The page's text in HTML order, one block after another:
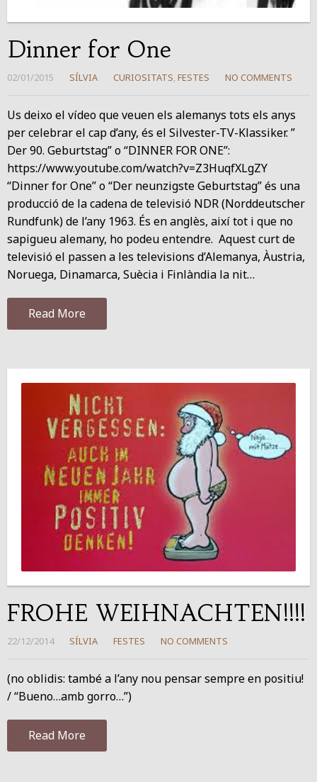
Dinner for One
02/01/2015 SÍLVIA CURIOSITATS, FESTES NO COMMENTS
Us deixo el vídeo que veuen els alemanys tots els anys
per celebrar el cap d’any, és el Silvester-TV-Klassiker. ”
Der 90. Geburtstag” o “DINNER FOR ONE”:
https://www.youtube.com/watch?v=Z3HuqfXLgZY
“Dinner for One” o “Der neunzigste Geburtstag” és una
producció de la cadena de televisió NDR (Norddeutscher
Rundfunk) de l’any 1963. És en anglès, així tot i que no
sapigueu alemany, ho podeu entendre. Aquest curt de
televisió el passen a les televisions d’Alemanya, Àustria,
Noruega, Dinamarca, Suècia i Finlàndia la nit…
Read More
FROHE WEIHNACHTEN!!!!
22/12/2014 SÍLVIA FESTES NO COMMENTS
(no oblidis: també a l’any nou pensar sempre en positiu!
/ “Bueno…amb gorro…”)
Read More